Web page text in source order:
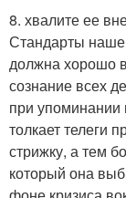
8. хвалите ее
Стандарты
должна хорошо
сознание всех
при
толкает телеги
стрижку, а тем
который она